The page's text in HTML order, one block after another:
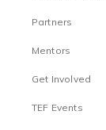
Partners
Mentors
Get Involved
TEF Events